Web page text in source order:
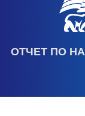
ОТЧЕТ ПО